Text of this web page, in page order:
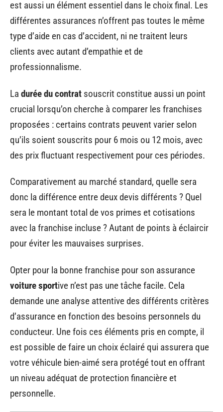
est aussi un élément essentiel dans le choix final. Les
différentes assurances n’offrent pas toutes le même
type d’aide en cas d’accident, ni ne traitent leurs
clients avec autant d’empathie et de
professionnalisme.
La durée du contrat souscrit constitue aussi un point
crucial lorsqu’on cherche à comparer les franchises
proposées : certains contrats peuvent varier selon
qu’ils soient souscrits pour 6 mois ou 12 mois, avec
des prix fluctuant respectivement pour ces périodes.
Comparativement au marché standard, quelle sera
donc la différence entre deux devis différents ? Quel
sera le montant total de vos primes et cotisations
avec la franchise incluse ? Autant de points à éclaircir
pour éviter les mauvaises surprises.
Opter pour la bonne franchise pour son assurance
voiture sportive n’est pas une tâche facile. Cela
demande une analyse attentive des différents critères
d’assurance en fonction des besoins personnels du
conducteur. Une fois ces éléments pris en compte, il
est possible de faire un choix éclairé qui assurera que
votre véhicule bien-aimé sera protégé tout en offrant
un niveau adéquat de protection financière et
personnelle.